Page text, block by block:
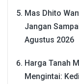
Mas Dhito
Jangan
Agustus 2026
Harga Tanah
Mengintai: